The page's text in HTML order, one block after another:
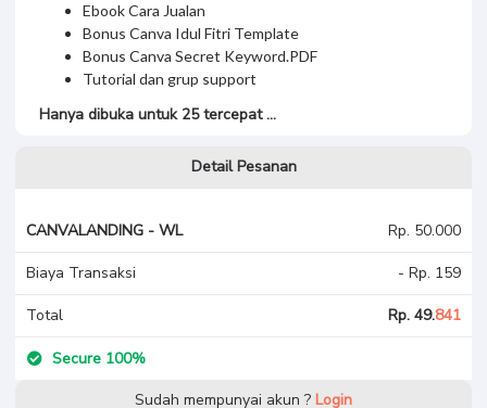
Ebook Cara Jualan
Bonus Canva Idul Fitri Template
Bonus Canva Secret Keyword.PDF
Tutorial dan grup support
Hanya dibuka untuk 25 tercepat …
Detail Pesanan
CANVALANDING - WL Rp. 50.000
Biaya Transaksi - Rp. 159
Total Rp. 49.841
Secure 100%
Sudah mempunyai akun ? Login